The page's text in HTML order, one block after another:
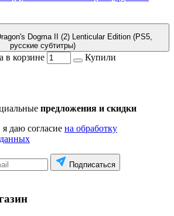
Dogma II (2) Lenticular Edition (PS5,
русские субтитры)
в корзине
Купили
предложения и скидки
даю согласие на обработку
Подписаться